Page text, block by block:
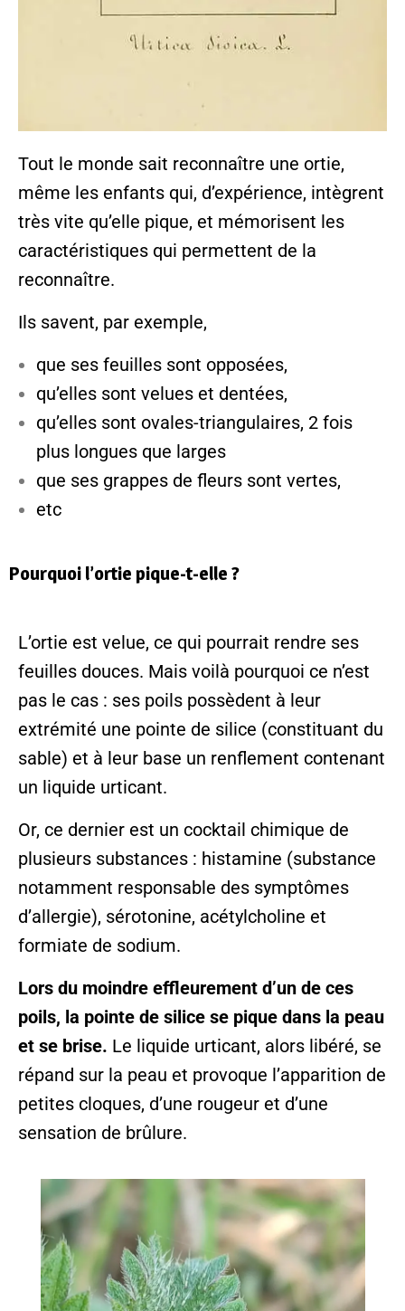
Tout le monde sait reconnaître une ortie,
même les enfants qui, d’expérience, intègrent
très vite qu’elle pique, et mémorisent les
caractéristiques qui permettent de la
reconnaître.
Ils savent, par exemple,
que ses feuilles sont opposées,
qu’elles sont velues et dentées,
qu’elles sont ovales-triangulaires, 2 fois
plus longues que larges
que ses grappes de fleurs sont vertes,
etc
Pourquoi l’ortie pique-t-elle ?
L’ortie est velue, ce qui pourrait rendre ses
feuilles douces. Mais voilà pourquoi ce n’est
pas le cas : ses poils possèdent à leur
extrémité une pointe de silice (constituant du
sable) et à leur base un renflement contenant
un liquide urticant.
Or, ce dernier est un cocktail chimique de
plusieurs substances : histamine (substance
notamment responsable des symptômes
d’allergie), sérotonine, acétylcholine et
formiate de sodium.
Lors du moindre effleurement d’un de ces
poils, la pointe de silice se pique dans la peau
et se brise. Le liquide urticant, alors libéré, se
répand sur la peau et provoque l’apparition de
petites cloques, d’une rougeur et d’une
sensation de brûlure.